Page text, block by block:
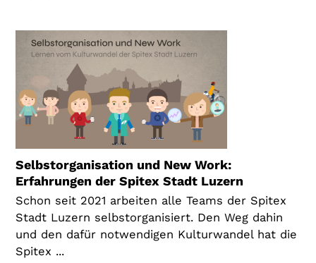
Selbstorganisation und New Work:
Erfahrungen der Spitex Stadt Luzern
Schon seit 2021 arbeiten alle Teams der Spitex
Stadt Luzern selbstorganisiert. Den Weg dahin
und den dafür notwendigen Kulturwandel hat die
Spitex ...